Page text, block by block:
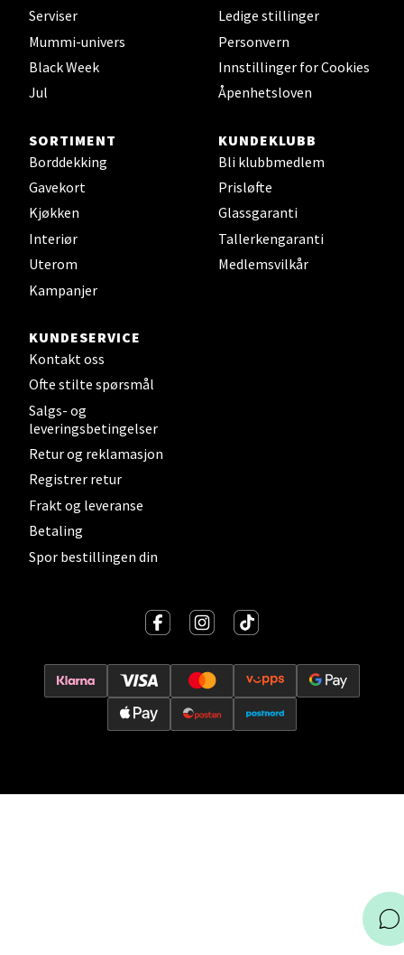
Serviser
Mummi-univers
Black Week
Jul
Ledige stillinger
Personvern
Innstillinger for Cookies
Åpenhetsloven
SORTIMENT
Borddekking
Gavekort
Kjøkken
Interiør
Uterom
Kampanjer
KUNDEKLUBB
Bli klubbmedlem
Prisløfte
Glassgaranti
Tallerkengaranti
Medlemsvilkår
KUNDESERVICE
Kontakt oss
Ofte stilte spørsmål
Salgs- og
leveringsbetingelser
Retur og reklamasjon
Registrer retur
Frakt og leveranse
Betaling
Spor bestillingen din
Moafjæra 14, 7606 Levanger
Åpent i dag 10-20
0 i butikk
Mandal - Alti Mandal
Skarvøyveien 55, 4517 Mandal
Åpent i dag 10-20
0 i butikk
Mo i Rana - Thon Senter Mo i Rana
Fridtjof Nansensgate 22, 8622 Mo i Rana
0 i butikk
Ålesund - Thon Senter Moa
Langelandsvegen 25, 6010 Ålesund
Åpent i dag 10-20